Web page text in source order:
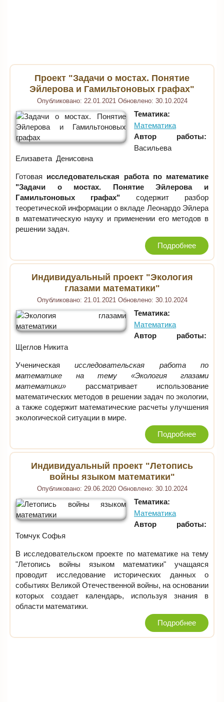
Проект "Задачи о мостах. Понятие
Эйлерова и Гамильтоновых графах"
Опубликовано: 22.01.2021 Обновлено: 30.10.2024
Тематика:
Математика
Автор работы:
Васильева
Елизавета Денисовна
Готовая исследовательская работа по математике
"Задачи о мостах. Понятие Эйлерова и
Гамильтоновых графах" содержит разбор
теоретической информации о вкладе Леонардо Эйлера
в математическую науку и применении его методов в
решении задач.
Подробнее
Индивидуальный проект "Экология
глазами математики"
Опубликовано: 21.01.2021 Обновлено: 30.10.2024
Тематика:
Математика
Автор работы:
Щеглов Никита
Ученическаяисследовательская работа по
математике на тему «Экология глазами
математики» рассматривает использование
математических методов в решении задач по экологии,
а также содержит математические расчеты улучшения
экологической ситуации в мире.
Подробнее
Индивидуальный проект "Летопись
войны языком математики"
Опубликовано: 29.06.2020 Обновлено: 30.10.2024
Тематика:
Математика
Автор работы:
Томчук Софья
В исследовательском проекте по математике на тему
"Летопись войны языком математики" учащаяся
проводит исследование исторических данных о
событиях Великой Отечественной войны, на основании
которых создает календарь, используя знания в
области математики.
Подробнее